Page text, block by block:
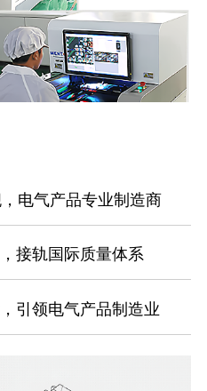
电气产品专业制造商
接轨国际质量体系
引领电气产品制造业